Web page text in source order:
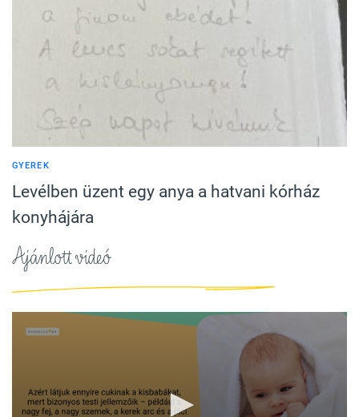
GYEREK
Levélben üzent egy anya a hatvani kórház
konyhájára
Ajánlott videó